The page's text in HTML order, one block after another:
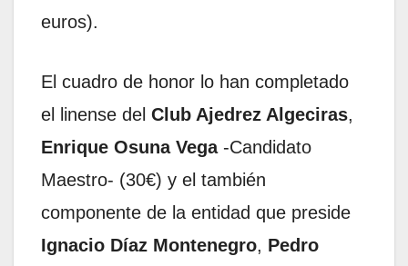
euros).
El cuadro de honor lo han completado
el linense del Club Ajedrez Algeciras,
Enrique Osuna Vega-Candidato
Maestro- (30€) y el también
componente de la entidad que preside
Ignacio Díaz Montenegro, Pedro